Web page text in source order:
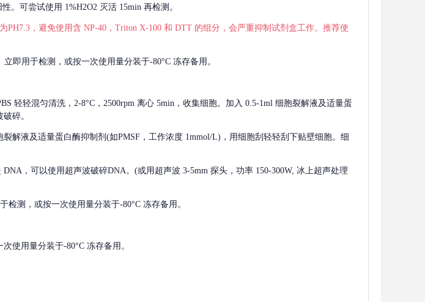
。可尝试使用 1%H2O2 灭活 15min 再检测。
PH7.3，避免使用含 NP-40，Triton X-100 和 DTT 的组分，会严重抑制试剂盒工作。推荐使
即用于检测，或按一次使用量分装于-80°C 冻存备用。
轻轻混匀清洗，2-8°C，2500rpm 离心 5min，收集细胞。加入 0.5-1ml 细胞裂解液及适量蛋
碎。
裂解液及适量蛋白酶抑制剂(如PMSF，工作浓度 1mmol/L)，用细胞刮轻轻刮下贴壁细胞。细
DNA，可以使用超声波破碎DNA。(或用超声波 3-5mm 探头，功率 150-300W, 冰上超声处理
检测，或按一次使用量分装于-80°C 冻存备用。
使用量分装于-80°C 冻存备用。